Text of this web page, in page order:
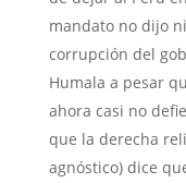
mandato no dijo
corrupción del
Humala a pesar
ahora casi no
que la derecha
agnóstico) dice